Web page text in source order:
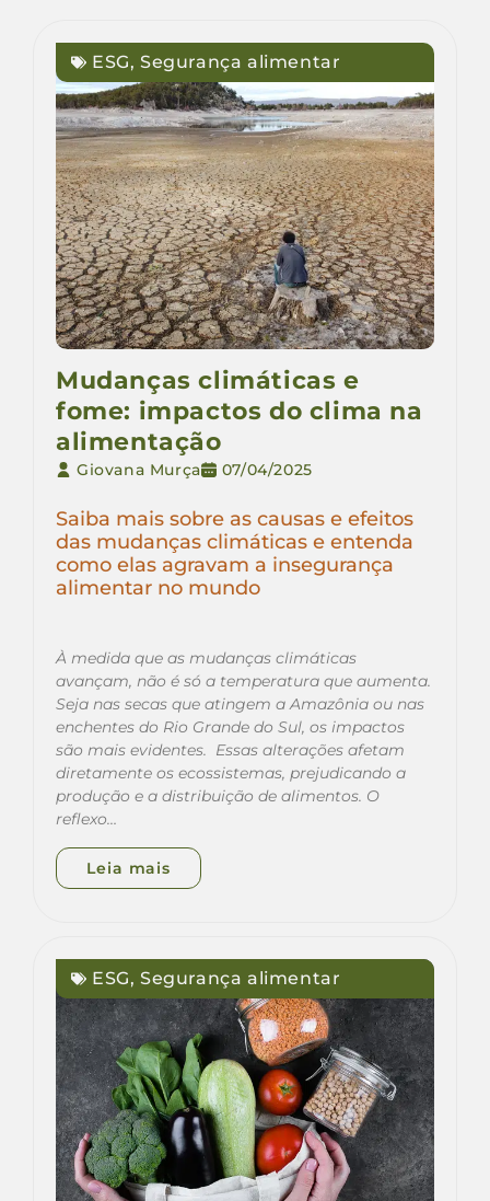
ESG,Segurança alimentar
Mudanças climáticas e
fome: impactos do clima na
alimentação
Giovana Murça 07/04/2025
Saiba mais sobre as causas e efeitos
das mudanças climáticas e entenda
como elas agravam a insegurança
alimentar no mundo
À medida que as mudanças climáticas
avançam, não é só a temperatura que aumenta.
Seja nas secas que atingem a Amazônia ou nas
enchentes do Rio Grande do Sul, os impactos
são mais evidentes. Essas alterações afetam
diretamente os ecossistemas, prejudicando a
produção e a distribuição de alimentos. O
reflexo…
Leia mais
ESG,Segurança alimentar